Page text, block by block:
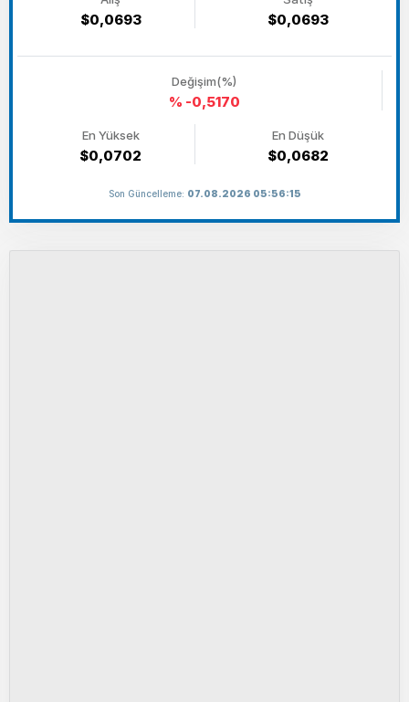
$0,0693 $0,0693
Değişim(%)
% -0,5170
En Yüksek
$0,0702
En Düşük
$0,0682
Son Güncelleme: 07.08.2026 05:56:15